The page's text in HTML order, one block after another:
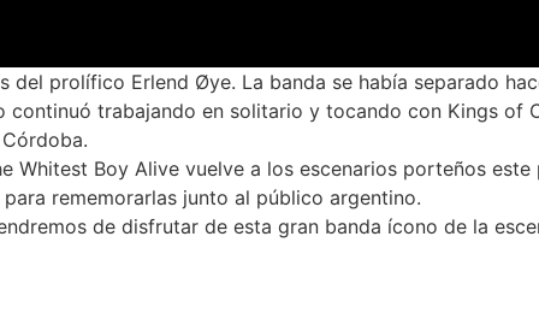
del prolífico Erlend Øye. La banda se había separado
continuó trabajando en solitario y tocando con Kings of
Whitest Boy Alive vuelve a los escenarios porteños
rememorarlas junto al público argentino.
de disfrutar de esta gran banda ícono de la